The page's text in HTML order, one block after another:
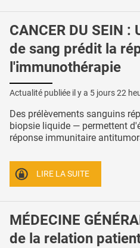
CANCER DU SEIN
de sang prédit la
l'immunothérapie
Actualité publiée il y a 5 jours 22
Des prélèvements sanguins
biopsie liquide — permettent
réponse immunitaire
LIRE LA SUITE
MÉDECINE
de la relation